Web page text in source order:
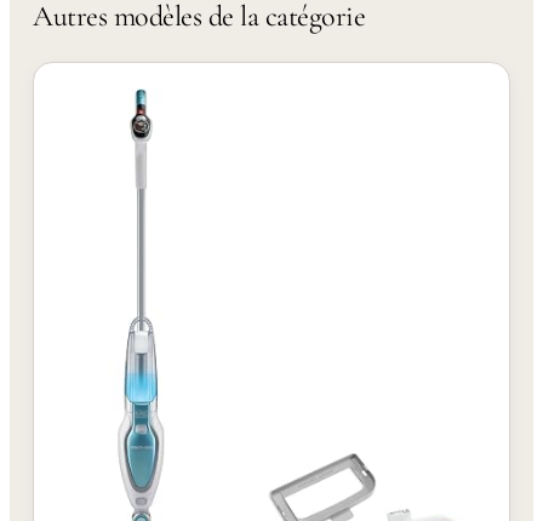
Autres modèles de la catégorie